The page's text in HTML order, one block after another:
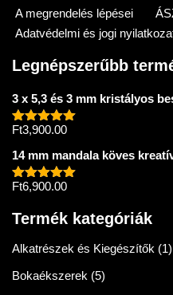
A megrendelés lépései
Adatvédelmi és jogi
Legnépszerűbb
3 x 5,3 és 3 mm kristályos
Értékelés:
Ft3,900.00
14 mm mandala köves
Értékelés:
Ft6,900.00
Termék kategóriák
Alkatrészek és Kiegészítők (1)
Bokaékszerek (5)